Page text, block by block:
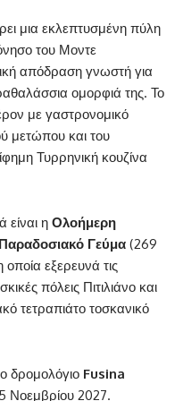
μια εκλεπτυσμένη πύλη
του Μοντε
απόδραση γνωστή για
ομορφιά της. Το
με γαστρονομικό
μετώπου και του
Τυρρηνική κουζίνα
είναι η Ολοήμερη
Γεύμα (269
εξερευνά τις
πόλεις Πιτιλιάνο και
τετραπιάτο τοσκανικό
δρομολόγιο Fusina
Νοεμβρίου 2027.